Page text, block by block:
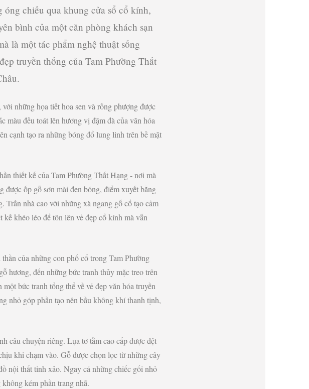
chiếu qua khung cửa sổ cổ kính,
bình của một căn phòng khách sạn
là một tác phẩm nghệ thuật sống
truyền thống của Tam Phường Thất
những họa tiết hoa sen và rồng phượng được
màu đều toát lên hương vị đậm đà của văn hóa
cạnh tạo ra những bóng đổ lung linh trên bề mặt
thiết kế của Tam Phường Thất Hạng - nơi mà
được ốp gỗ sơn mài đen bóng, điểm xuyết bằng
Trần nhà cao với những xà ngang gỗ cổ tạo cảm
khéo léo để tôn lên vẻ đẹp cổ kính mà vẫn
của những con phố cổ trong Tam Phường
hương, đến những bức tranh thủy mặc treo trên
bức tranh tổng thể về vẻ đẹp văn hóa truyền
nhỏ góp phần tạo nên bầu không khí thanh tịnh,
câu chuyện riêng. Lụa tơ tằm cao cấp được dệt
khi chạm vào. Gỗ được chọn lọc từ những cây
nội thất tinh xảo. Ngay cả những chiếc gối nhỏ
kém phần trang nhã.